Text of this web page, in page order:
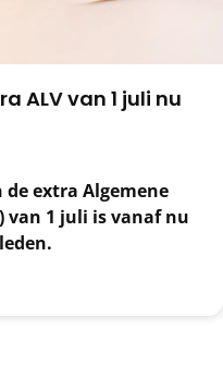
ALV van 1 juli nu
extra Algemene
van 1 juli is vanaf nu